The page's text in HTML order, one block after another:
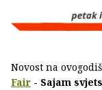
Novost na
Fair - Sajam